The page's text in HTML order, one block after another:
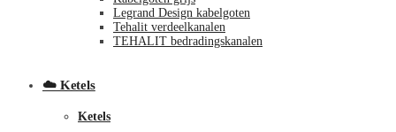
Legrand Design kabelgoten
Tehalit verdeelkanalen
TEHALIT bedradingskanalen
☁️ Ketels
Ketels